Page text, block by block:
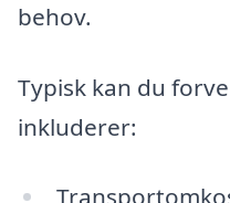
behov.
Typisk kan du
inkluderer: